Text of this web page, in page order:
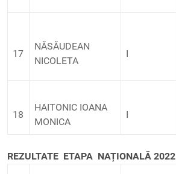
17
NĂSĂUDEAN
NICOLETA
I
18
HAITONIC IOANA
MONICA
I
REZULTATE ETAPA NAȚIONALĂ 2022